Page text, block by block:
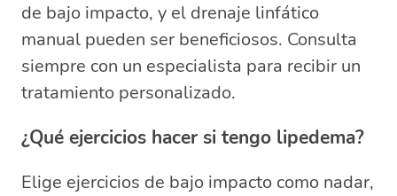
de bajo impacto, y el drenaje linfático
manual pueden ser beneficiosos. Consulta
siempre con un especialista para recibir un
tratamiento personalizado.
¿Qué ejercicios hacer si tengo lipedema?
Elige ejercicios de bajo impacto como nadar,